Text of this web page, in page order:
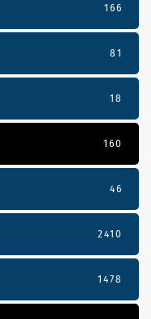
166
81
18
160
46
2410
1478